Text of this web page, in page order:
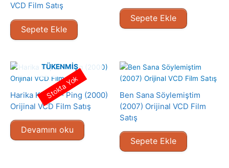
VCD Film Satış
Sepete Ekle
Sepete Ekle
TÜKENMIŞ
Harika Köpek – Ping (2000)
Orijinal VCD Film Satış
Devamını oku
Stokta Yok
Ben Sana Söylemiştim
(2007) Orijinal VCD Film
Satış
Sepete Ekle